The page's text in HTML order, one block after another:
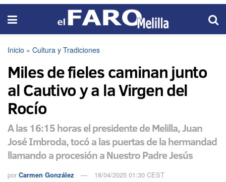
Inicio » Cultura y Tradiciones
Miles de fieles caminan junto
al Cautivo y a la Virgen del
Rocío
A las 16:15 horas el presidente de Melilla, Juan
José Imbroda, tocó a las puertas de la hermandad
llamando a procesión a Nuestro Padre Jesús
por Carmen González 18/04/2025 01:30 CEST